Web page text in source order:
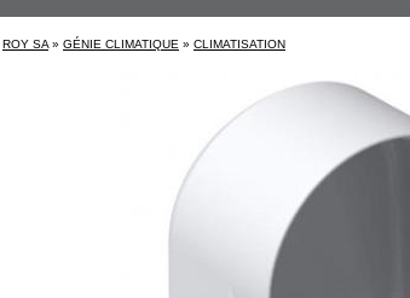
ROY SA » GÉNIE CLIMATIQUE » CLIMATISATION